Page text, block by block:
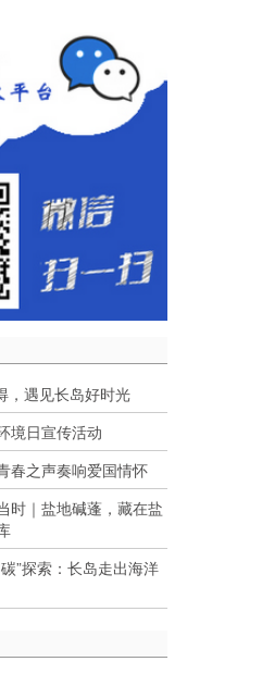
，遇见长岛好时光
境日宣传活动
春之声奏响爱国情怀
时｜盐地碱蓬，藏在盐
”探索：长岛走出海洋